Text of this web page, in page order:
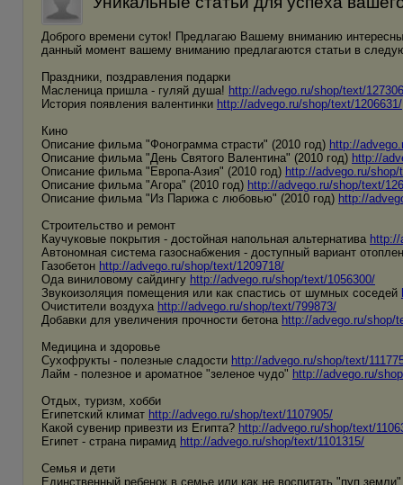
Доброго времени суток! Предлагаю Вашему вниманию
данный момент вашему вниманию предлагаются статьи в
Праздники, поздравления подарки
Масленица пришла - гуляй душа! http://advego.ru/shop/text/
История появления валентинки http://advego.ru/shop/text/1206631/
Кино
Описание фильма "Фонограмма страсти" (2010 год) http://
Описание фильма "День Святого Валентина" (2010 год) http://
Описание фильма "Европа-Азия" (2010 год) http://advego.ru/
Описание фильма "Агора" (2010 год) http://advego.ru/shop/text/
Описание фильма "Из Парижа с любовью" (2010 год) http://
Строительство и ремонт
Каучуковые покрытия - достойная напольная альтернатива http://
Автономная система газоснабжения - доступный вариант
Газобетон http://advego.ru/shop/text/1209718/
Ода виниловому сайдингу http://advego.ru/shop/text/1056300/
Звукоизоляция помещения или как спастись от шумных соседей
Очистители воздуха http://advego.ru/shop/text/799873/
Добавки для увеличения прочности бетона http://advego.ru/shop/
Медицина и здоровье
Сухофрукты - полезные сладости http://advego.ru/shop/text/
Лайм - полезное и ароматное "зеленое чудо" http://advego.ru/
Отдых, туризм, хобби
Египетский климат http://advego.ru/shop/text/1107905/
Какой сувенир привезти из Египта? http://advego.ru/shop/text/
Египет - страна пирамид http://advego.ru/shop/text/1101315/
Семья и дети
Единственный ребенок в семье или как не воспитать "пуп